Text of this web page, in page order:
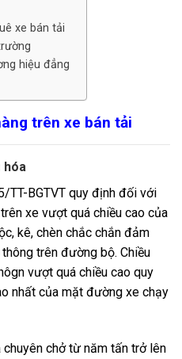
xe bán tải
hiệu đẳng
trên xe bán tải
hóa
BGTVT quy định đối với
xe vượt quá chiều cao của
kê, chèn chắc chắn đảm
trên đường bộ. Chiều
vượt quá chiều cao quy
nhất của mặt đường xe chạy
chở từ năm tấn trở lên